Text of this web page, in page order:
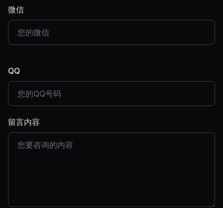
微信
QQ
留言内容